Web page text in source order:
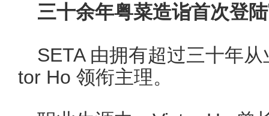
三十余年粤菜造诣首次登
SETA 由拥有超过三十年
tor Ho 领衔主理。